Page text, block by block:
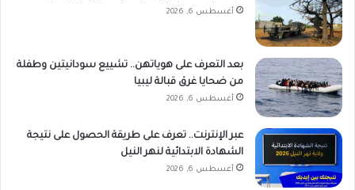
أغسطس 6, 2026
بعد التعرف على هوياتهن.. تشييع سودانيتين وطفلة
من ضحايا غرق قبالة ليبيا
أغسطس 6, 2026
عبر الإنترنت.. تعرف على طريقة الحصول على نتيجة
الشهادة الابتدائية لنهر النيل
أغسطس 6, 2026